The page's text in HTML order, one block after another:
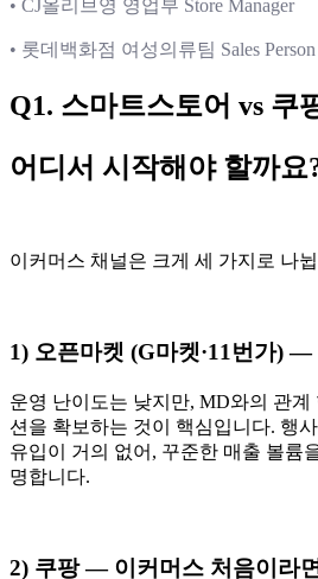
• CJ올리브영 영업부 Store Manager
• 롯데백화점 여성의류팀 Sales Person
Q1. 스마트스토어 vs 쿠
어디서 시작해야 할까요
이커머스 채널은 크게 세 가지로 나
1) 오픈마켓 (G마켓·11번가)
운영 난이도는 낮지만, MD와의 관계
션을 확보하는 것이 핵심입니다. 행
유입이 거의 없어, 꾸준한 매출 볼륨
명합니다.
2) 쿠팡 — 이커머스 처음이라